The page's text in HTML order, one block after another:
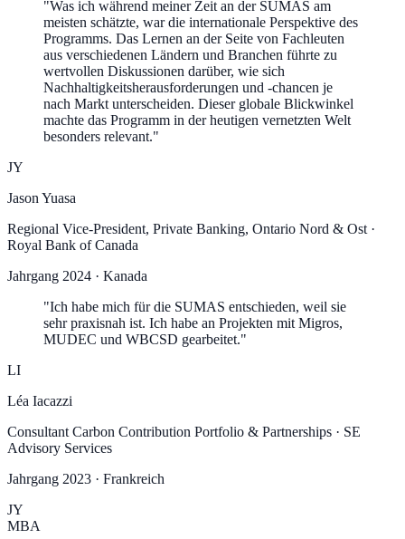
"Was ich während meiner Zeit an der SUMAS am
meisten schätzte, war die internationale Perspektive des
Programms. Das Lernen an der Seite von Fachleuten
aus verschiedenen Ländern und Branchen führte zu
wertvollen Diskussionen darüber, wie sich
Nachhaltigkeitsherausforderungen und -chancen je
nach Markt unterscheiden. Dieser globale Blickwinkel
machte das Programm in der heutigen vernetzten Welt
besonders relevant."
JY
Jason Yuasa
Regional Vice-President, Private Banking, Ontario Nord & Ost ·
Royal Bank of Canada
Jahrgang 2024 · Kanada
"Ich habe mich für die SUMAS entschieden, weil sie
sehr praxisnah ist. Ich habe an Projekten mit Migros,
MUDEC und WBCSD gearbeitet."
LI
Léa Iacazzi
Consultant Carbon Contribution Portfolio & Partnerships · SE
Advisory Services
Jahrgang 2023 · Frankreich
JY
MBA